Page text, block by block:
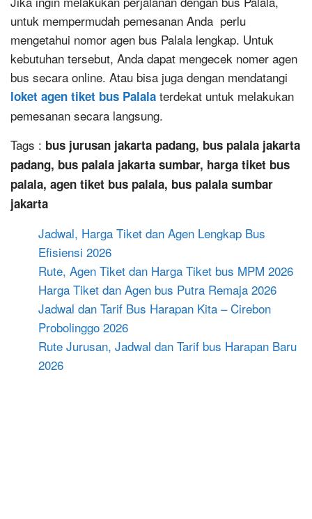
untuk mempermudah pemesanan Anda perlu
mengetahui nomor agen bus Palala lengkap. Untuk
kebutuhan tersebut, Anda dapat mengecek nomer agen
bus secara online. Atau bisa juga dengan mendatangi
loket agen tiket bus Palala terdekat untuk melakukan
pemesanan secara langsung.
Tags : bus jurusan jakarta padang, bus palala jakarta
padang, bus palala jakarta sumbar, harga tiket bus
palala, agen tiket bus palala, bus palala sumbar
jakarta
Jadwal, Harga Tiket dan Agen Lengkap Bus
Efisiensi 2026
Rute, Agen Tiket dan Harga Tiket bus MPM 2026
Harga Tiket dan Agen bus Putra Remaja 2026
Jadwal dan Tarif Bus Harapan Kita – Cirebon
Probolinggo 2026
Rute Jurusan, Jadwal dan Tarif bus Harapan Baru
2026